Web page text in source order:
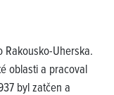
Rakousko-Uherska.
oblasti a pracoval
byl zatčen a